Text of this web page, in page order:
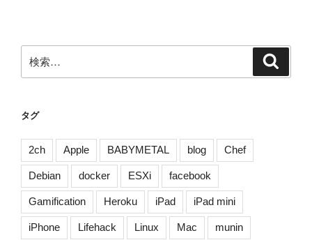
返
る
そ
1
#
平
成
最
後
の
索:
タグ
2ch Apple BABYMETAL blog Chef
Debian docker ESXi facebook
Gamification Heroku iPad iPad mini
iPhone Lifehack Linux Mac munin